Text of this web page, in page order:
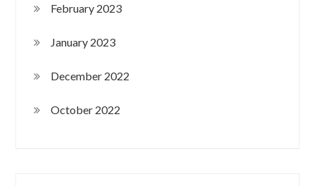
February 2023
January 2023
December 2022
October 2022